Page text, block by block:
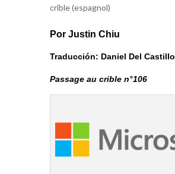
crible (espagnol)
Por Justin Chiu
Traducción: Daniel Del Castillo
Passage au crible n°106